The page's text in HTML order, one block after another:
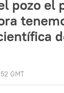
pozo el
GMT